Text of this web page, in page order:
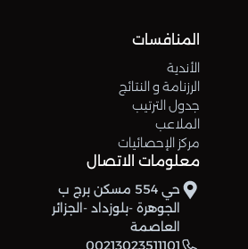
المنافسات
الأندية
الرزنامة و النتائج
جدول الترتيب
الملاعب
مركز الإحصائيات
معلومات الاتصال
حي 554 مسكن برج ب
الجوهرة -بلوزداد -الجزائر
العاصمة
00213023511101